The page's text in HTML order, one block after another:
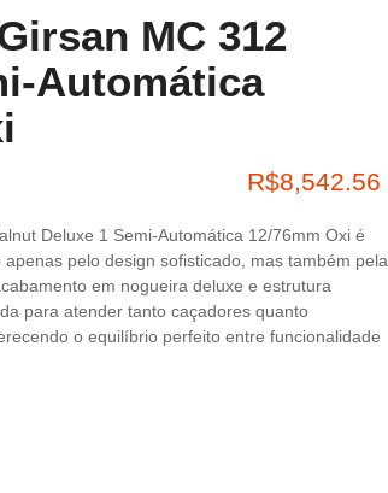
MC 312
Automática
R$8,542.56
Deluxe 1 Semi-Automática 12/76mm Oxi é
pelo design sofisticado, mas também pela
em nogueira deluxe e estrutura
para atender tanto caçadores quanto
o equilíbrio perfeito entre funcionalidade